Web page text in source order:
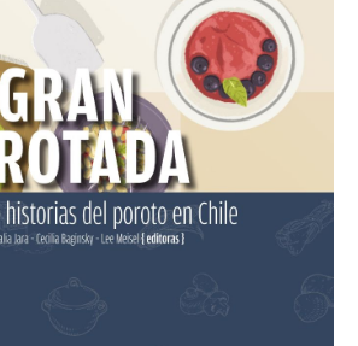
ACADÉMICOS
FUNCIONARIOS
EGRESADOS